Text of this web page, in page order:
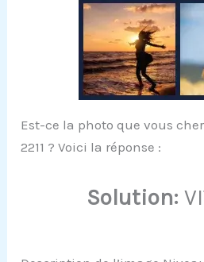
Est-ce la photo que vous
2211 ? Voici la réponse :
Solution: